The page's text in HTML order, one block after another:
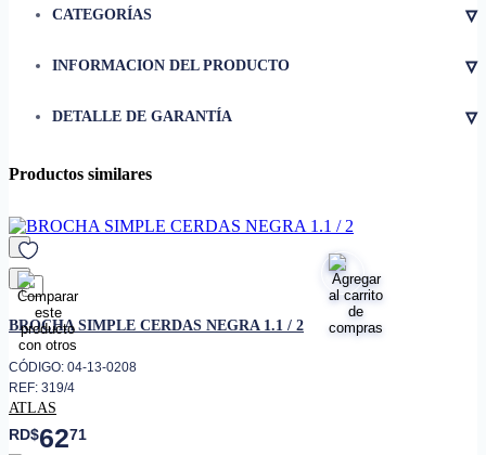
CATEGORÍAS ▿
INFORMACION DEL PRODUCTO ▿
• Ancho
• Longitud total
230 mm
Barnices, stains y protectores
para madera
• Tipo de acabado
Fino y uniforme
• Características
Alta retención de pintura, mayor
• Aplicación
DETALLE DE GARANTÍA ▿
Productos similares
favorito
BROCHA SIMPLE CERDAS NEGRA 1.1 / 2
CÓDIGO: 04-13-0208
REF: 319/4
ATLAS
RD$6271